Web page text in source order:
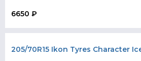
6650 ₽
205/70R15 Ikon Tyres Character